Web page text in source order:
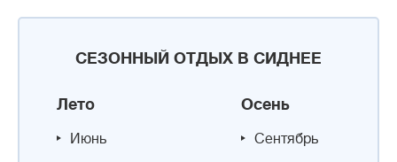
СЕЗОННЫЙ ОТДЫХ В СИДНЕЕ
Лето
Июнь
Осень
Сентябрь